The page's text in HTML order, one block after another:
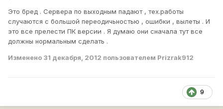
это будет не оригинальный „Мир танков“, но созданные
на базе этой франшизы приложения должны появляться
на всех платформах», — сказал Андрей Яранцев.
Tanks, в Wargaming пока не называют. Андрей Яранцев
Это бред . Сервера по выходным падают , тех.работы
случаются с большой переодичьностью , ошибки , вылеты . И
это все прелести ПК версии . Я думаю они сначала тут все
должны нормальным сделать .
Изменено 31 декабря, 2012 пользователем Prizrak912
9